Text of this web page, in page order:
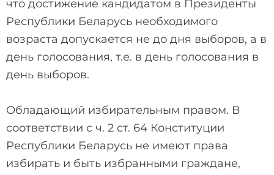
что достижение кандидатом в Президенты
Республики Беларусь необходимого
возраста допускается не до дня выборов, а в
день голосования, т.е. в день голосования в
день выборов.
Обладающий избирательным правом. В
соответствии с ч. 2 ст. 64 Конституции
Республики Беларусь не имеют права
избирать и быть избранными граждане,